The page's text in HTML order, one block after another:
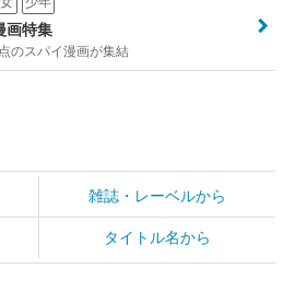
画特集
のスパイ漫画が集結
雑誌・レーベルから
タイトル名から